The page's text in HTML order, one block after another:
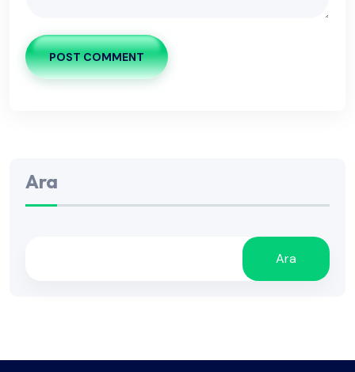
POST COMMENT
Ara
Ara